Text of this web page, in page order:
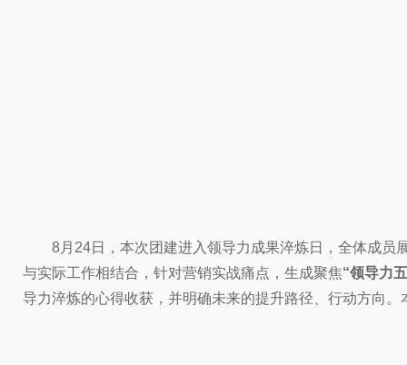
8月24日，本次团建进入领导力成果淬炼日，全体成员
与实际工作相结合，针对营销实战痛点，生成聚焦“领导力
导力淬炼的心得收获，并明确未来的提升路径、行动方向